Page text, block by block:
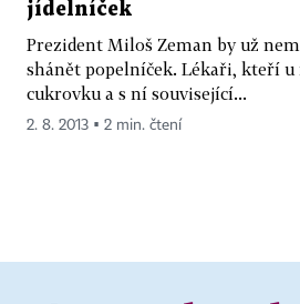
jídelníček
Prezident Miloš Zeman by už
shánět popelníček. Lékaři, kteří
cukrovku a s ní související...
2. 8. 2013 ▪ 2 min. čtení